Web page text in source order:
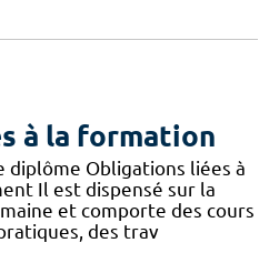
à la formation
Obligations liées à
Il est dispensé sur la
et comporte des cours
des trav